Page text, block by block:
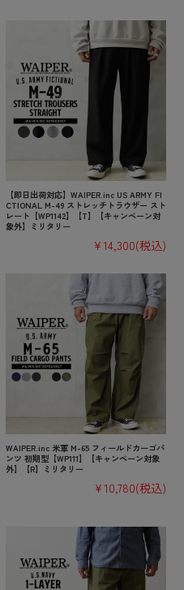
【即日出荷対応】WAIPER.inc US ARMY FI
CTIONAL M-49 ストレッチトラウザー スト
レート【WP1142】【T】【キャンペーン対
象外】ミリタリー
¥14,300(税込)
WAIPER.inc 米軍 M-65 フィールドカーゴパ
ンツ 初期型【WP111】【キャンペーン対象
外】【R】ミリタリー
¥10,780(税込)